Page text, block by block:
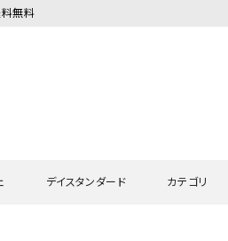
料無料
デイスタンダード カテゴリ